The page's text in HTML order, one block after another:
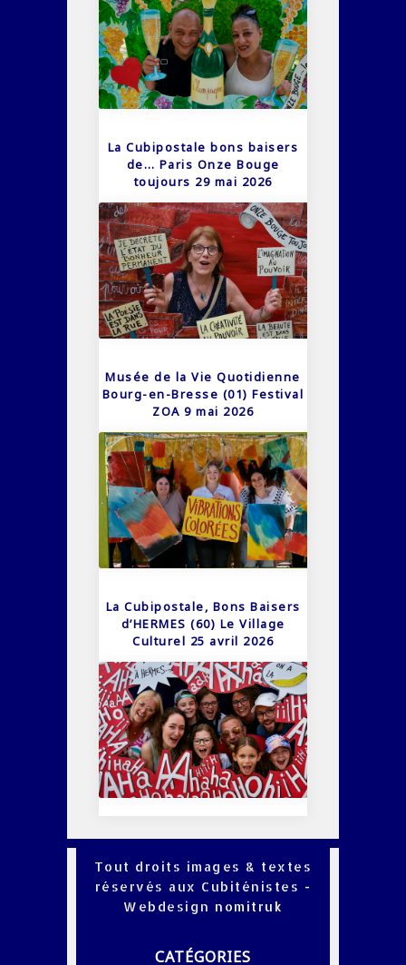
La Cubipostale bons baisers
de… Paris Onze Bouge
toujours 29 mai 2026
Musée de la Vie Quotidienne
Bourg-en-Bresse (01) Festival
ZOA 9 mai 2026
La Cubipostale, Bons Baisers
d’HERMES (60) Le Village
Culturel 25 avril 2026
Tout droits images & textes
réservés aux Cubiténistes -
Webdesign nomitruk
CATÉGORIES